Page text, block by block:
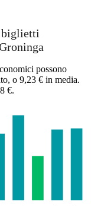
biglietti
possono
o 9,23 € in media.
€.